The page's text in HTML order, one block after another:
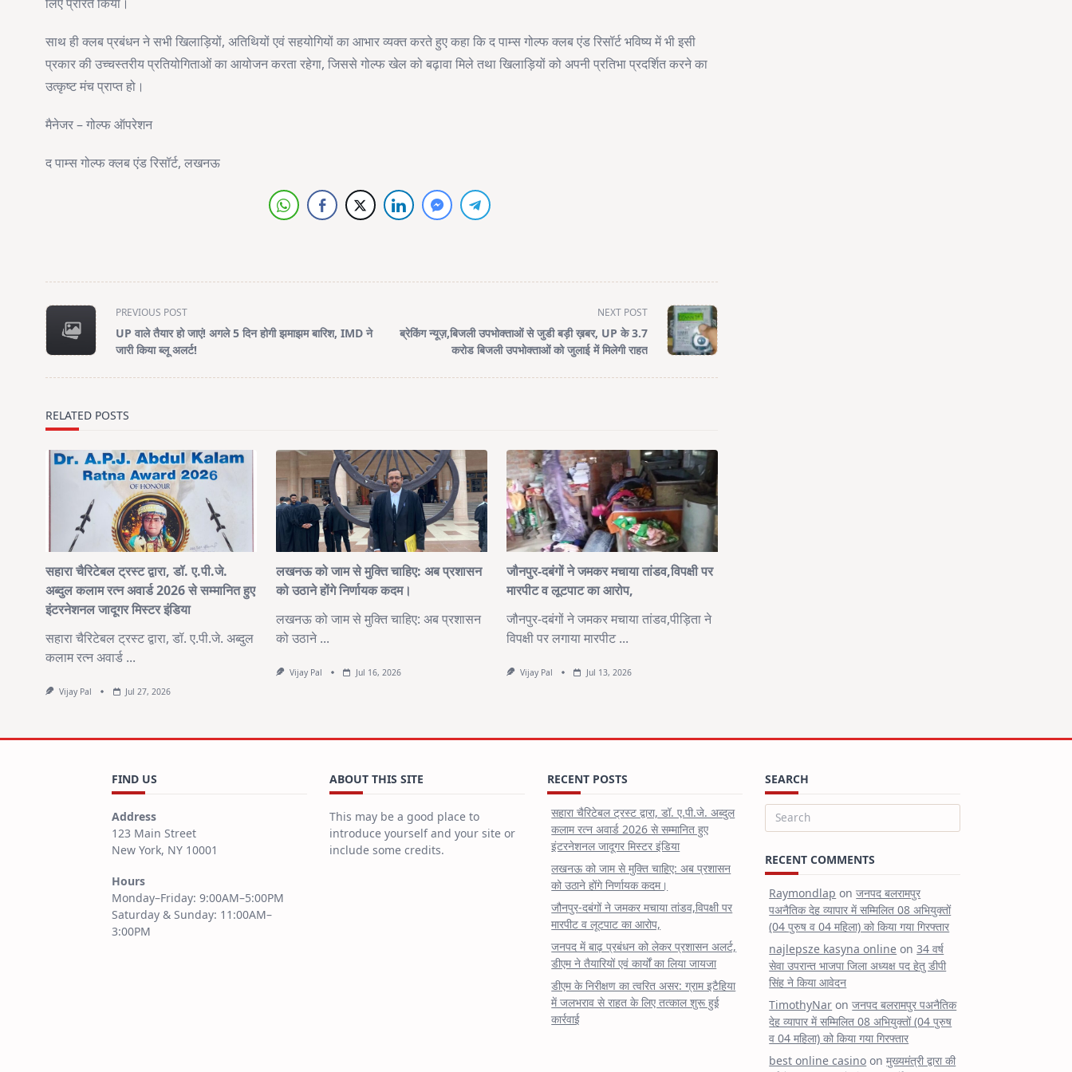
साथ ही क्लब प्रबंधन ने सभी खिलाड़ियों, अतिथियों एवं सहयोगियों का आभार व्यक्त करते हुए कहा कि द पाम्स गोल्फ क्लब एंड रिसॉर्ट भविष्य में भी इसी
प्रकार की उच्चस्तरीय प्रतियोगिताओं का आयोजन करता रहेगा, जिससे गोल्फ खेल को बढ़ावा मिले तथा खिलाड़ियों को अपनी प्रतिभा प्रदर्शित करने का
उत्कृष्ट मंच प्राप्त हो।
मैनेजर – गोल्फ ऑपरेशन
द पाम्स गोल्फ क्लब एंड रिसॉर्ट, लखनऊ
<span
class="nav-
subtitle
PREVIOUS POST
UP वाले तैयार हो जाएं! अगले 5 दिन होगी झमाझम बारिश, IMD ने
जारी किया ब्लू अलर्ट!
NEXT POST
ब्रेकिंग न्यूज़,बिजली उपभोक्ताओं से जुडी बड़ी ख़बर, UP के 3.7
करोड बिजली उपभोक्ताओं को जुलाई में मिलेगी राहत
RELATED POSTS
सहारा चैरिटेबल ट्रस्ट द्वारा, डॉ. ए.पी.जे.
अब्दुल कलाम रत्न अवार्ड 2026 से सम्मानित हुए
इंटरनेशनल जादूगर मिस्टर इंडिया
सहारा चैरिटेबल ट्रस्ट द्वारा, डॉ. ए.पी.जे. अब्दुल
कलाम रत्न अवार्ड ...
Vijay Pal Jul 27, 2026
लखनऊ को जाम से मुक्ति चाहिए: अब प्रशासन
को उठाने होंगे निर्णायक कदम।
लखनऊ को जाम से मुक्ति चाहिए: अब प्रशासन
को उठाने ...
Vijay Pal Jul 16, 2026
जौनपुर-दबंगों ने जमकर मचाया तांडव,विपक्षी पर
मारपीट व लूटपाट का आरोप,
जौनपुर-दबंगों ने जमकर मचाया तांडव,पीड़िता ने
विपक्षी पर लगाया मारपीट ...
Vijay Pal Jul 13, 2026
FIND US
Address
123 Main Street
New York, NY 10001
Hours
Monday–Friday: 9:00AM–5:00PM
Saturday & Sunday: 11:00AM–
3:00PM
ABOUT THIS SITE
This may be a good place to
introduce yourself and your site or
include some credits.
RECENT POSTS
सहारा चैरिटेबल ट्रस्ट द्वारा, डॉ. ए.पी.जे. अब्दुल
कलाम रत्न अवार्ड 2026 से सम्मानित हुए
इंटरनेशनल जादूगर मिस्टर इंडिया
लखनऊ को जाम से मुक्ति चाहिए: अब प्रशासन
को उठाने होंगे निर्णायक कदम।
जौनपुर-दबंगों ने जमकर मचाया तांडव,विपक्षी पर
मारपीट व लूटपाट का आरोप,
जनपद में बाढ़ प्रबंधन को लेकर प्रशासन अलर्ट,
डीएम ने तैयारियों एवं कार्यों का लिया जायजा
डीएम के निरीक्षण का त्वरित असर: ग्राम इटैहिया
में जलभराव से राहत के लिए तत्काल शुरू हुई
कार्रवाई
SEARCH
Search
RECENT COMMENTS
Raymondlap onजनपद बलरामपुर
पअनैतिक देह व्यापार में सम्मिलित 08 अभियुक्तों
(04 पुरुष व 04 महिला) को किया गया गिरफ्तार
najlepsze kasyna online on34 वर्ष
सेवा उपरान्त भाजपा जिला अध्यक्ष पद हेतु डीपी
सिंह ने किया आवेदन
TimothyNar onजनपद बलरामपुर पअनैतिक
देह व्यापार में सम्मिलित 08 अभियुक्तों (04 पुरुष
व 04 महिला) को किया गया गिरफ्तार
best online casino onमुख्यमंत्री द्वारा की